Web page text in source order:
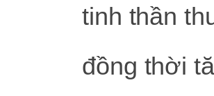
tinh thần
đồng thời